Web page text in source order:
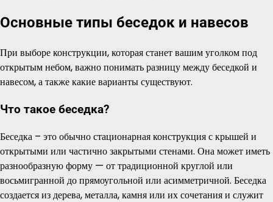
Основные типы беседок и навесов
При выборе конструкции, которая станет вашим уголком под
открытым небом, важно понимать разницу между беседкой и
навесом, а также какие варианты существуют.
Что такое беседка?
Беседка – это обычно стационарная конструкция с крышей и
открытыми или частично закрытыми стенами. Она может иметь
разнообразную форму — от традиционной круглой или
восьмигранной до прямоугольной или асимметричной. Беседка
создается из дерева, металла, камня или их сочетания и служит